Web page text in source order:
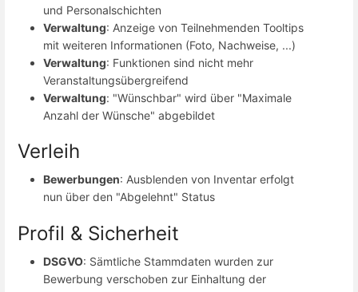
und Personalschichten
Verwaltung: Anzeige von Teilnehmenden Tooltips
mit weiteren Informationen (Foto, Nachweise, ...)
Verwaltung: Funktionen sind nicht mehr
Veranstaltungsübergreifend
Verwaltung: "Wünschbar" wird über "Maximale
Anzahl der Wünsche" abgebildet
Verleih
Bewerbungen: Ausblenden von Inventar erfolgt
nun über den "Abgelehnt" Status
Profil & Sicherheit
DSGVO: Sämtliche Stammdaten wurden zur
Bewerbung verschoben zur Einhaltung der